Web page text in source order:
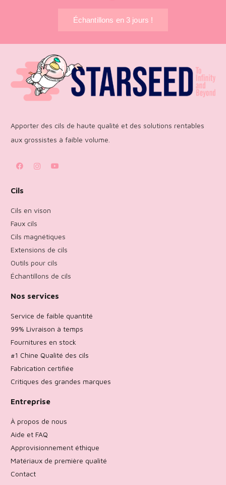
Échantillons en 3 jours !
Apporter des cils de haute qualité et des solutions rentables
aux grossistes à faible volume.
Cils
Cils en vison
Faux cils
Cils magnétiques
Extensions de cils
Outils pour cils
Échantillons de cils
Nos services
Service de faible quantité
99% Livraison à temps
Fournitures en stock
#1 Chine Qualité des cils
Fabrication certifiée
Critiques des grandes marques
Entreprise
À propos de nous
Aide et FAQ
Approvisionnement éthique
Matériaux de première qualité
Contact